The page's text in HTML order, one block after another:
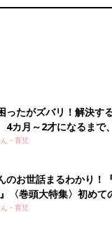
ったがズバリ！解決す
カ月～2才になるまで
！
・育児
のお世話まるわかり！
〈巻頭大特集〉初めて
ぱい・ミルクの基本と
・育児